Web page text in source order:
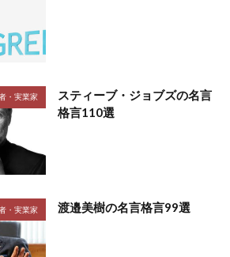
・実業家
スティーブ・ジョブズの名言
格言110選
・実業家 渡邉美樹の名言格言99選